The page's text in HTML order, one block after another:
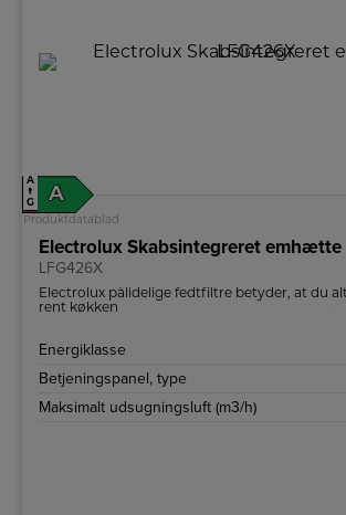
A
↑
G
A
Produktdatablad
Electrolux Skabsintegreret emhætte
LFG426X
Electrolux pålidelige fedtfiltre betyder, at du
rent køkken
Energiklasse
Betjeningspanel, type
Maksimalt udsugningsluft (m3/h)